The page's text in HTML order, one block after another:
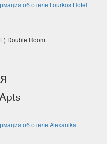
об отеле Fourkos Hotel
Double Room.
об отеле Alexanika